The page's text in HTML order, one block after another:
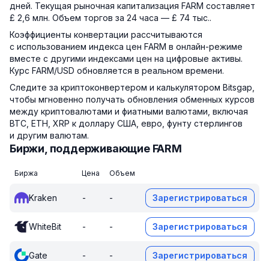
дней. Текущая рыночная капитализация FARM составляет
£ 2,6 млн. Объем торгов за 24 часа — £ 74 тыс..
Коэффициенты конвертации рассчитываются
с использованием индекса цен FARM в онлайн-режиме
вместе с другими индексами цен на цифровые активы.
Курс FARM/USD обновляется в реальном времени.
Следите за криптоконвертером и калькулятором Bitsgap,
чтобы мгновенно получать обновления обменных курсов
между криптовалютами и фиатными валютами, включая
BTC, ETH, XRP к доллару США, евро, фунту стерлингов
и другим валютам.
Биржи, поддерживающие FARM
Биржа Цена Объем
Kraken - - Зарегистрироваться
WhiteBit - - Зарегистрироваться
Gate - - Зарегистрироваться